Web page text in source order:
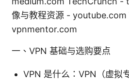
像与教程资源 - youtube.com
vpnmentor.com
一、VPN 基础与选购要点
VPN 是什么：VPN（虚拟